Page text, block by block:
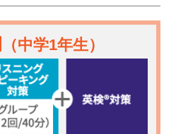
（中学1年生）